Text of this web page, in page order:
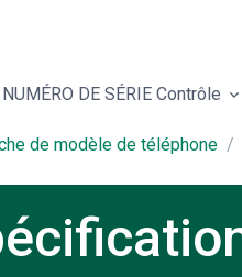
NUMÉRO DE SÉRIE Contrôle
de modèle de téléphone